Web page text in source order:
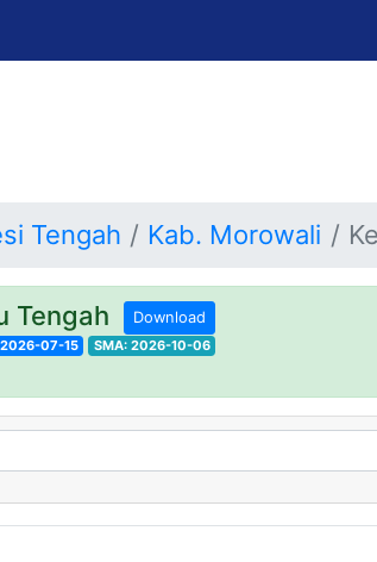
Tengah Kab. Morowali
Tengah Download
2026-07-15
SMA: 2026-10-06